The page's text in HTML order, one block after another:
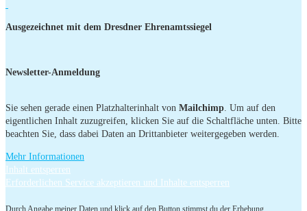
Ausgezeichnet mit dem Dresdner Ehrenamtssiegel
Newsletter-Anmeldung
Sie sehen gerade einen Platzhalterinhalt von Mailchimp . Um auf den
eigentlichen Inhalt zuzugreifen, klicken Sie auf die Schaltfläche unten. Bitte
beachten Sie, dass dabei Daten an Drittanbieter weitergegeben werden.
Mehr Informationen
Inhalt entsperren
Erforderlichen Service akzeptieren und Inhalte entsperren
Durch Angabe meiner Daten und klick auf den Button stimmst du der Erhebung,